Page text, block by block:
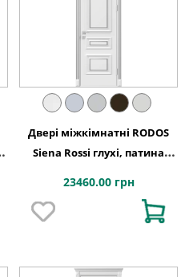
Двері міжкімнатні RODOS
Siena Rossi глухі, патина
23460.00 грн